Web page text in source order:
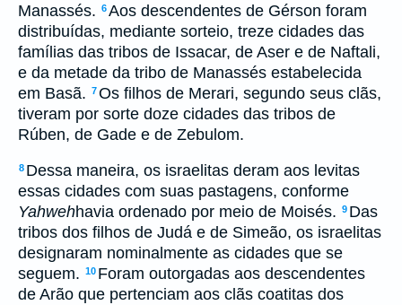
Manassés. 6Aos descendentes de Gérson foram
distribuídas, mediante sorteio, treze cidades das
famílias das tribos de Issacar, de Aser e de Naftali,
e da metade da tribo de Manassés estabelecida
em Basã. 7Os filhos de Merari, segundo seus clãs,
tiveram por sorte doze cidades das tribos de
Rúben, de Gade e de Zebulom.
8 Dessa maneira, os israelitas deram aos levitas
essas cidades com suas pastagens, conforme
Yahwehhavia ordenado por meio de Moisés. 9 Das
tribos dos filhos de Judá e de Simeão, os israelitas
designaram nominalmente as cidades que se
seguem. 10 Foram outorgadas aos descendentes
de Arão que pertenciam aos clãs coatitas dos